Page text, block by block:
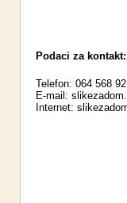
Podaci za kontakt:
Telefon: 064 568
E-mail:
Internet: